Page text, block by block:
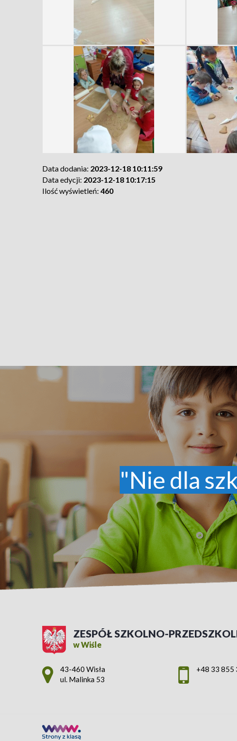
Data dodania: 2023-12-18 10:11:59
Data edycji: 2023-12-18 10:17:15
Ilość wyświetleń: 460
"Nie dla
ZESPÓŁ SZKOLNO-
w Wiśle
Adres pocztowy:
43-460 Wisła
ul. Malinka 53
+48 33 855